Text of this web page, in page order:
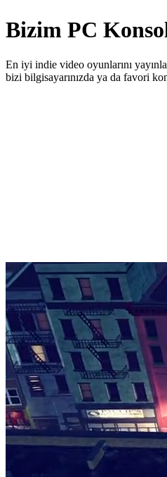
Bizim PC
En iyi indie video oyunlarını
bizi bilgisayarınızda ya da favori